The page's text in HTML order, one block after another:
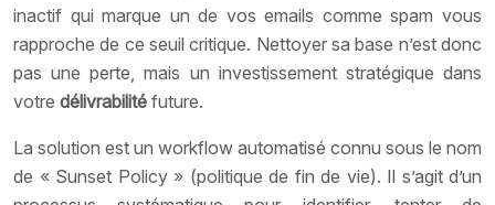
inactif qui marque un de vos emails comme spam vous
rapproche de ce seuil critique. Nettoyer sa base n’est donc
pas une perte, mais un investissement stratégique dans
votre délivrabilité future.
La solution est un workflow automatisé connu sous le nom
de « Sunset Policy » (politique de fin de vie). Il s’agit d’un